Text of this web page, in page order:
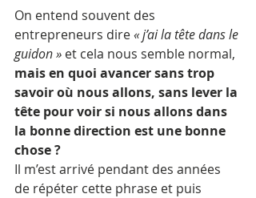
On entend souvent des
entrepreneurs dire « j’ai la tête dans le
guidon » et cela nous semble normal,
mais en quoi avancer sans trop
savoir où nous allons, sans lever la
tête pour voir si nous allons dans
la bonne direction est une bonne
chose ?
Il m’est arrivé pendant des années
de répéter cette phrase et puis